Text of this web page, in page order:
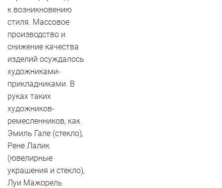
к возникновению
стиля. Массовое
производство и
снижение качества
изделий осуждалось
художниками-
прикладниками. В
руках таких
художников-
ремесленников, как
Эмиль Гале (стекло),
Рене Лалик
(ювелирные
украшения и стекло),
Луи Мажорель